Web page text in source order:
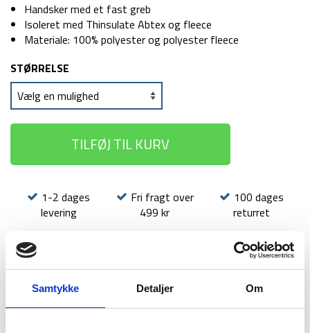
Samtykke Detaljer Om
Handsker med et fast greb
Isoleret med Thinsulate Abtex og fleece
Materiale: 100% polyester og polyester fleece
STØRRELSE
TILFØJ TIL KURV
1-2 dages
levering
Fri fragt over
499 kr
100 dages
returret